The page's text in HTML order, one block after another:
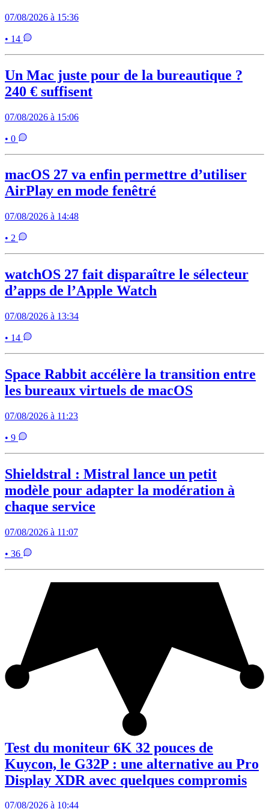
07/08/2026 à 15:36
• 14
Un Mac juste pour de la bureautique ?
240 € suffisent
07/08/2026 à 15:06
• 0
macOS 27 va enfin permettre d’utiliser
AirPlay en mode fenêtré
07/08/2026 à 14:48
• 2
watchOS 27 fait disparaître le sélecteur
d’apps de l’Apple Watch
07/08/2026 à 13:34
• 14
Space Rabbit accélère la transition entre
les bureaux virtuels de macOS
07/08/2026 à 11:23
• 9
Shieldstral : Mistral lance un petit
modèle pour adapter la modération à
chaque service
07/08/2026 à 11:07
• 36
Test du moniteur 6K 32 pouces de
Kuycon, le G32P : une alternative au Pro
Display XDR avec quelques compromis
07/08/2026 à 10:44